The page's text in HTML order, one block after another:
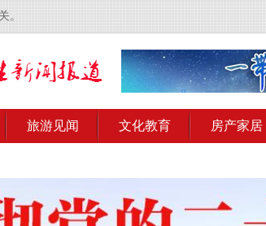
。
旅游见闻 文化教育 房产家居